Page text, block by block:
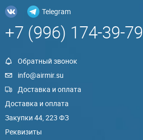
Telegram
+7 (996) 174-39-79
Обратный звонок
info@airmir.su
Доставка и оплата
Доставка и оплата
Закупки 44, 223 ФЗ
Реквизиты